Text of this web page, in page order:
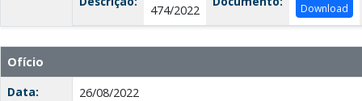
474/2022
Download
Ofício
Data:
26/08/2022